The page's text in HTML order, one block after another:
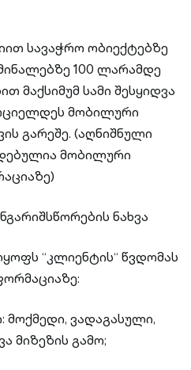
სავაჭრო ობიექტებზე
100 ლარამდე
მაქსიმუმ სამი შესყიდვა
მობილური
გარეშე. (აღნიშნული
მობილური
ნახვა
“კლიენტის“ წვდომას
მოქმედი, ვადაგასული,
მიზეზის გამო;